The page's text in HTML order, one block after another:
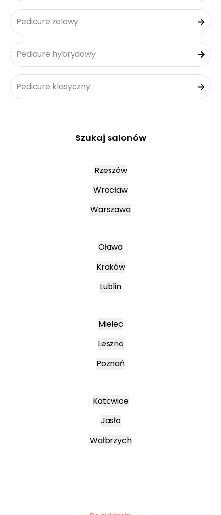
Pedicure żelowy
Pedicure hybrydowy
Pedicure klasyczny
Szukaj salonów
Rzeszów
Wrocław
Warszawa
Oława
Kraków
Lublin
Mielec
Leszno
Poznań
Katowice
Jasło
Wałbrzych